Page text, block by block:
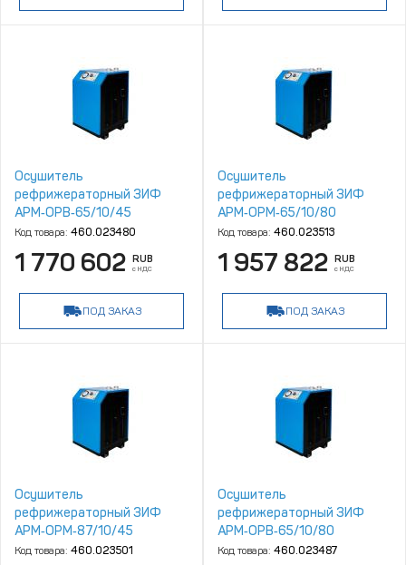
Осушитель
рефрижераторный ЗИФ
АРМ‑ОРВ‑65/10/45
Код товара: 460.023480
1 770 602 RUB
с НДС
ПОД ЗАКАЗ
Осушитель
рефрижераторный ЗИФ
АРМ‑ОРМ‑65/10/80
Код товара: 460.023513
1 957 822 RUB
с НДС
ПОД ЗАКАЗ
Осушитель
рефрижераторный ЗИФ
АРМ‑ОРМ‑87/10/45
Код товара: 460.023501
Осушитель
рефрижераторный ЗИФ
АРМ‑ОРВ‑65/10/80
Код товара: 460.023487